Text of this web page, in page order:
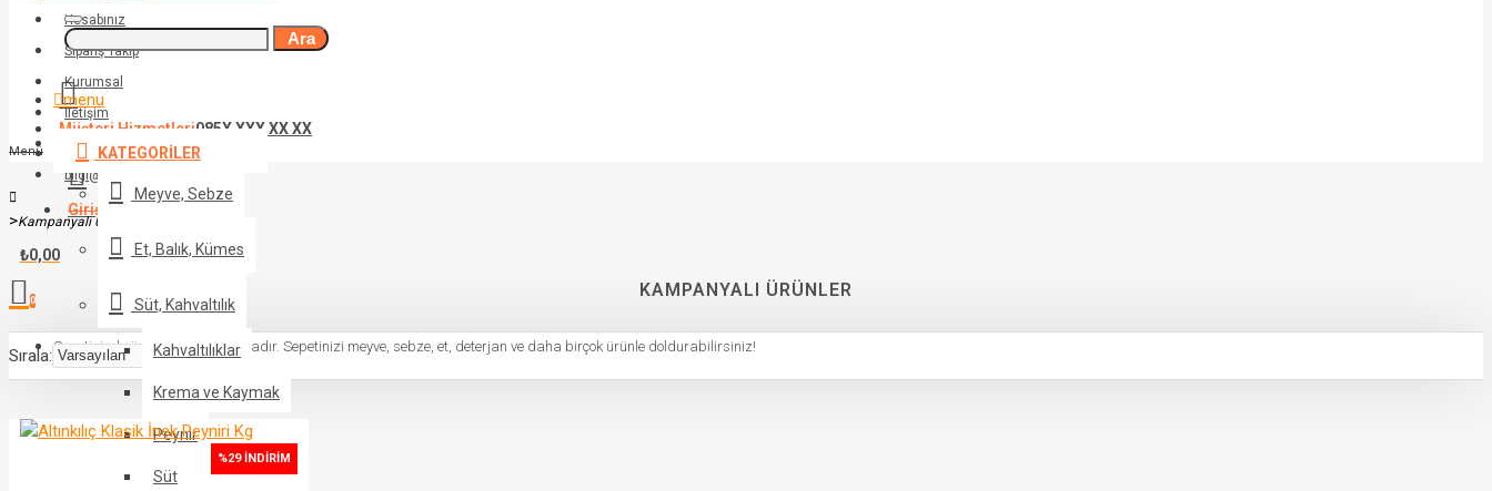
Hesabınız
Sipariş Takip
Kurumsal
İletişim
08XX XXX XX XX
bilgi@siteadresiniz.com
Ara
Müşteri Hizmetleri085X XXX XX XX
Giriş Yap
₺0,00
0
Sepetinizde ürün bulunmamaktadır. Sepetinizi meyve, sebze, et, deterjan ve daha birçok ürünle doldurabilirsiniz!
menu
KATEGORILER
Meyve, Sebze
Et, Balık, Kümes
Süt, Kahvaltılık
Kahvaltılıklar
Krema ve Kaymak
Peynir
Süt
Menü
Kampanyalı Ürünler
KAMPANYALI ÜRÜNLER
Sırala:
%29 İNDIRIM